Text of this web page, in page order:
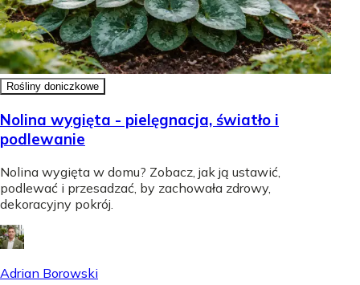
Rośliny doniczkowe
Nolina wygięta - pielęgnacja, światło i
podlewanie
Nolina wygięta w domu? Zobacz, jak ją ustawić,
podlewać i przesadzać, by zachowała zdrowy,
dekoracyjny pokrój.
Adrian Borowski